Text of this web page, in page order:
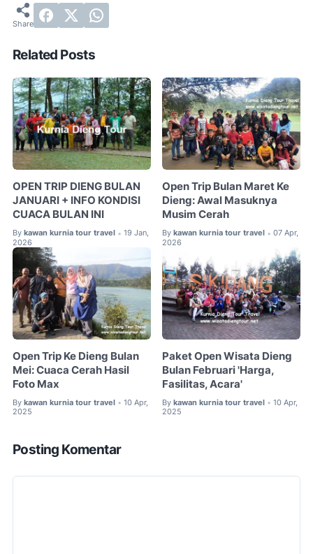
Related Posts
OPEN TRIP DIENG BULAN
JANUARI + INFO KONDISI
CUACA BULAN INI
By kawan kurnia tour travel • 19 Jan,
2026
Open Trip Bulan Maret Ke
Dieng: Awal Masuknya
Musim Cerah
By kawan kurnia tour travel • 07 Apr,
2026
Open Trip Ke Dieng Bulan
Mei: Cuaca Cerah Hasil
Foto Max
By kawan kurnia tour travel • 10 Apr,
2025
Paket Open Wisata Dieng
Bulan Februari 'Harga,
Fasilitas, Acara'
By kawan kurnia tour travel • 10 Apr,
2025
Posting Komentar